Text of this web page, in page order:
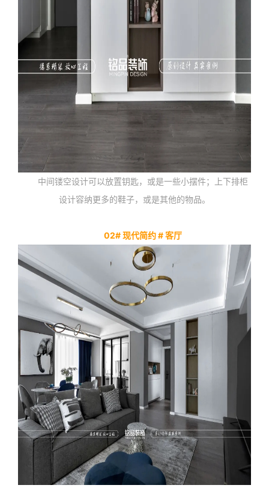
中间镂空设计可以放置钥匙，或是一些小摆件；上下排柜
设计容纳更多的鞋子，或是其他的物品。
02# 现代简约 # 客厅